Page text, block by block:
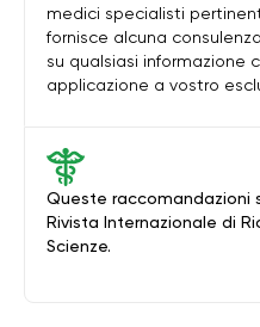
Queste raccomandazioni
Rivista Internazionale di
Scienze.
medici specialisti
fornisce alcuna
su qualsiasi informazione
applicazione a vostro